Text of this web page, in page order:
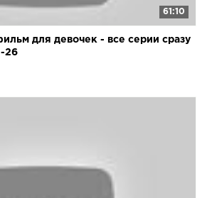
61:10
для девочек - все серии сразу
-26